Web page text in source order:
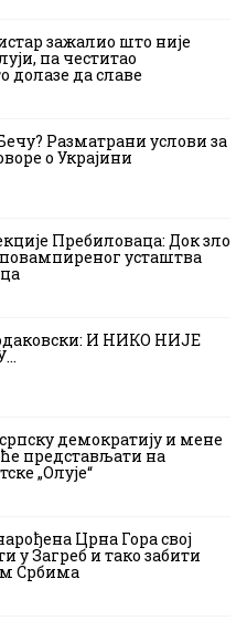
зажалио што није
па честитао
да славе
Разматрани услови за
о Украјини
Пребиловаца: Док зло
усташтва
И НИКО НИЈЕ
демократију и мене
представљати на
„Олује“
Црна Гора свој
у Загреб и тако забити
Србима